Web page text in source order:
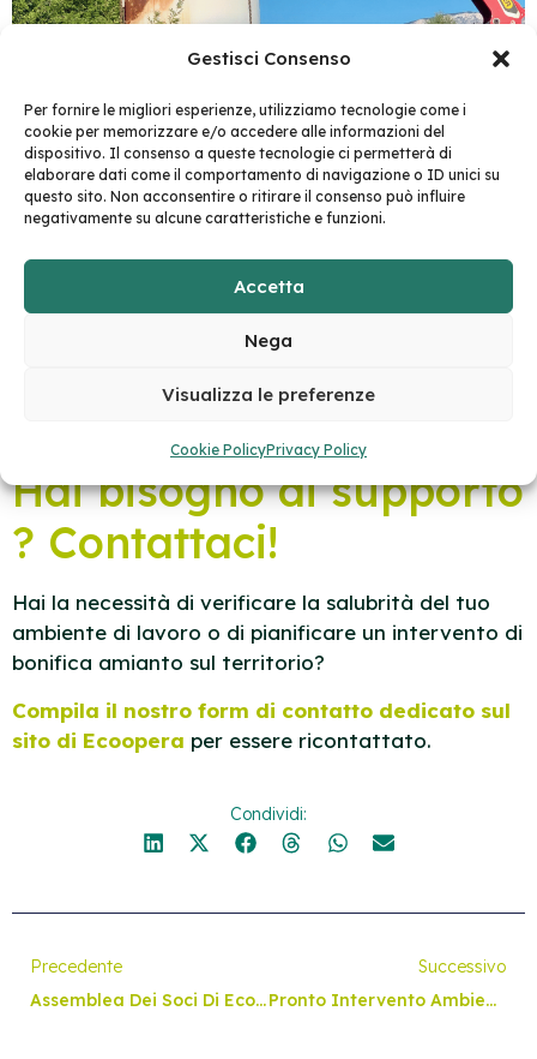
Gestisci Consenso
Per fornire le migliori esperienze, utilizziamo tecnologie come i
cookie per memorizzare e/o accedere alle informazioni del
dispositivo. Il consenso a queste tecnologie ci permetterà di
elaborare dati come il comportamento di navigazione o ID unici su
questo sito. Non acconsentire o ritirare il consenso può influire
negativamente su alcune caratteristiche e funzioni.
Accetta
Nega
Visualizza le preferenze
Cookie PolicyPrivacy Policy
Hai bisogno di supporto
? Contattaci!
Hai la necessità di verificare la salubrità del tuo
ambiente di lavoro o di pianificare un intervento di
bonifica amianto sul territorio?
Compila il nostro form di contatto dedicato sul
sito di Ecoopera per essere ricontattato.
Condividi:
Precedente
Assemblea Dei Soci Di Ecoopera: Approvato Il Bilancio 2025
Successivo
Pronto Intervento Ambientale In Trentino: Il Servizio Di Ecoopera